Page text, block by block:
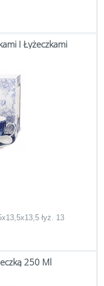
I Łyżeczkami
łyż. 13
250 Ml